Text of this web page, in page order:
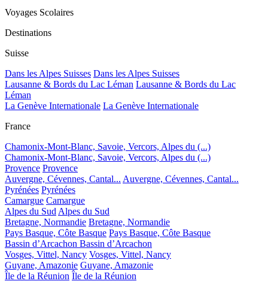
Voyages Scolaires
Destinations
Suisse
Dans les Alpes Suisses Dans les Alpes Suisses
Lausanne & Bords du Lac Léman Lausanne & Bords du Lac
Léman
La Genève Internationale La Genève Internationale
France
Chamonix-Mont-Blanc, Savoie, Vercors, Alpes du (...)
Chamonix-Mont-Blanc, Savoie, Vercors, Alpes du (...)
Provence Provence
Auvergne, Cévennes, Cantal... Auvergne, Cévennes, Cantal...
Pyrénées Pyrénées
Camargue Camargue
Alpes du Sud Alpes du Sud
Bretagne, Normandie Bretagne, Normandie
Pays Basque, Côte Basque Pays Basque, Côte Basque
Bassin d’Arcachon Bassin d’Arcachon
Vosges, Vittel, Nancy Vosges, Vittel, Nancy
Guyane, Amazonie Guyane, Amazonie
Île de la Réunion Île de la Réunion